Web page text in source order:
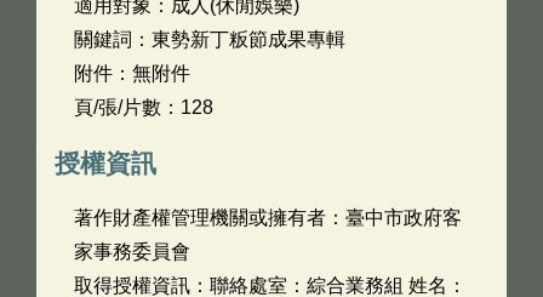
適用對象：成人(休閒娛樂)
關鍵詞：東勢新丁粄節成果專輯
附件：無附件
頁/張/片數：128
授權資訊
著作財產權管理機關或擁有者：臺中市政府客
家事務委員會
取得授權資訊：聯絡處室：綜合業務組 姓名：